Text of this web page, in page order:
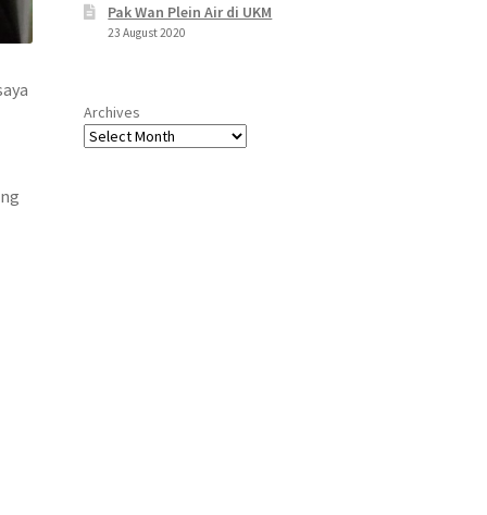
Pak Wan Plein Air di UKM
23 August 2020
Archives